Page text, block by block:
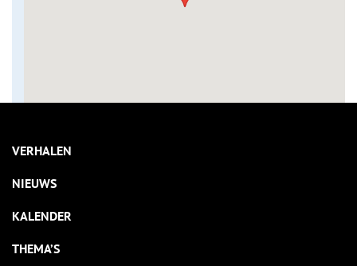
VERHALEN
NIEUWS
KALENDER
THEMA’S